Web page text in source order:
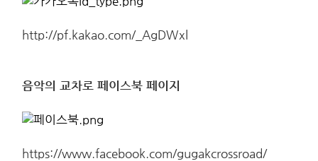
http://pf.kakao.com/_AgDWxl
음악의 교차로 페이스북 페이지
https://www.facebook.com/gugakcrossroad/